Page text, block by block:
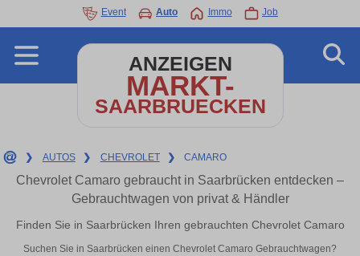
Event Auto Immo Job
ANZEIGEN
MARKT-
SAARBRUECKEN
❯ AUTOS ❯ CHEVROLET ❯ CAMARO
Chevrolet Camaro gebraucht in Saarbrücken entdecken –
Gebrauchtwagen von privat & Händler
Finden Sie in Saarbrücken Ihren gebrauchten Chevrolet Camaro
Suchen Sie in Saarbrücken einen Chevrolet Camaro Gebrauchtwagen?